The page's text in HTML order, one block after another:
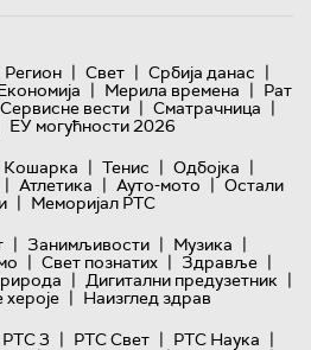
Регион | Свет | Србија данас |
| Мерила времена | Рат
Сервисне вести | Сматрачница |
ЕУ могућности 2026
Кошарка | Тенис | Одбојка |
| Атлетика | Ауто-мото | Остали
| Меморијал РТС
| Занимљивости | Музика |
| Свет познатих | Здравље |
| Дигитални предузетник |
| Наизглед здрав
РТС 3 | РТС Свет | РТС Наука |